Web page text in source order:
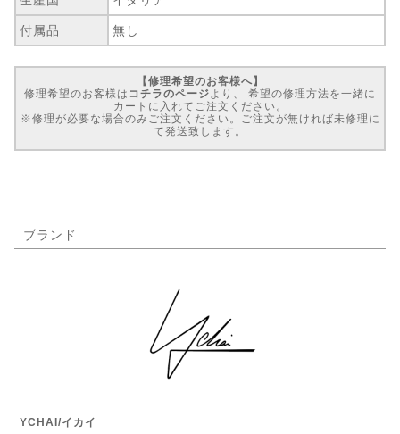
付属品 無し
【修理希望のお客様へ】
修理希望のお客様は コチラのページ より、 希望の修理方法を一緒に
カートに入れてご注文ください。
※修理が必要な場合のみご注文ください。ご注文が無ければ未修理に
て発送致します。
ブランド
YCHAI/イカイ